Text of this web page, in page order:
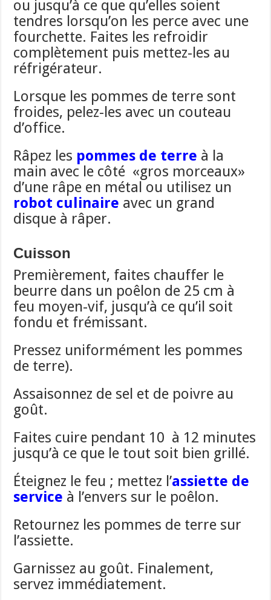
ou jusqu’à ce que qu’elles soient
tendres lorsqu’on les perce avec une
fourchette. Faites les refroidir
complètement puis mettez-les au
réfrigérateur.
Lorsque les pommes de terre sont
froides, pelez-les avec un couteau
d’office.
Râpez les pommes de terre à la
main avec le côté «gros morceaux»
d’une râpe en métal ou utilisez un
robot culinaire avec un grand
disque à râper.
Cuisson
Premièrement, faites chauffer le
beurre dans un poêlon de 25 cm à
feu moyen-vif, jusqu’à ce qu’il soit
fondu et frémissant.
Pressez uniformément les pommes
de terre).
Assaisonnez de sel et de poivre au
goût.
Faites cuire pendant 10 à 12 minutes
jusqu’à ce que le tout soit bien grillé.
Éteignez le feu ; mettez l’assiette de
service à l’envers sur le poêlon.
Retournez les pommes de terre sur
l’assiette.
Garnissez au goût. Finalement,
servez immédiatement.